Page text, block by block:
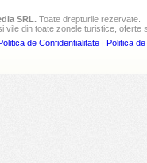
SRL. Toate drepturile rezervate.
vile din toate zonele turistice, oferte
de Confidentialitate | Politica